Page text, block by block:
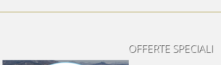
OFFERTE SPECIALI